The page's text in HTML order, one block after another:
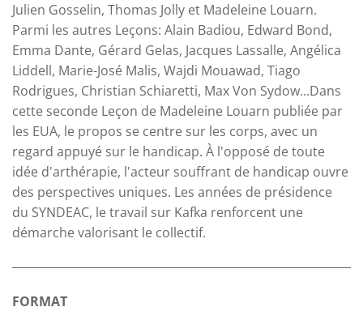
Julien Gosselin, Thomas Jolly et Madeleine Louarn.
Parmi les autres Leçons: Alain Badiou, Edward Bond,
Emma Dante, Gérard Gelas, Jacques Lassalle, Angélica
Liddell, Marie-José Malis, Wajdi Mouawad, Tiago
Rodrigues, Christian Schiaretti, Max Von Sydow...Dans
cette seconde Leçon de Madeleine Louarn publiée par
les EUA, le propos se centre sur les corps, avec un
regard appuyé sur le handicap. À l'opposé de toute
idée d'arthérapie, l'acteur souffrant de handicap ouvre
des perspectives uniques. Les années de présidence
du SYNDEAC, le travail sur Kafka renforcent une
démarche valorisant le collectif.
FORMAT